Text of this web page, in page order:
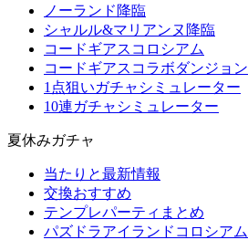
ノーランド降臨
シャルル&マリアンヌ降臨
コードギアスコロシアム
コードギアスコラボダンジョン
1点狙いガチャシミュレーター
10連ガチャシミュレーター
夏休みガチャ
当たりと最新情報
交換おすすめ
テンプレパーティまとめ
パズドラアイランドコロシアム